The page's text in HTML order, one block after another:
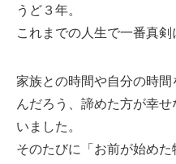
うど３年。
これまでの人生で一番真剣
家族との時間や自分の時
んだろう、諦めた方が幸
いました。
そのたびに「お前が始め